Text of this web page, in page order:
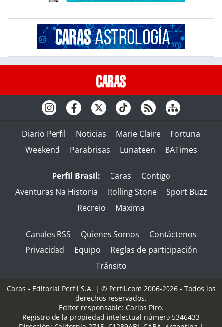
Diario Perfil Noticias Marie Claire
Fortuna
Weekend
Parabrisas Lunateen BATimes
Perfil Brasil: Caras
Contigo
Aventuras Na Historia
Rolling Stone
Sport Buzz
Recreio
Maxima
Canales RSS Quienes Somos
Contáctenos
Privacidad
Equipo
Reglas de participación
Tránsito
Caras - Editorial Perfil S.A. | © Perfil.com 2006-2026 - Todos los
derechos reservados.
Editor responsable: Carlos Piro.
Registro de la propiedad intelectual número 5346433